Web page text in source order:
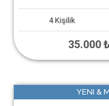
4 Kişilik
35.000 ₺
YENI &